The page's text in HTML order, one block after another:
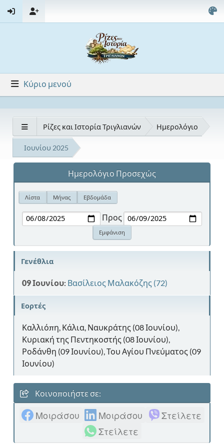
Κύριο μενού
Ρίζες και Ιστορία Τριγλιανών Ημερολόγιο
Ιουνίου 2025
Ημερολόγιο Προσεχώς
Λίστα Μήνας Εβδομάδα
Προς
Γενέθλια
09 Ιουνίου: Βασίλειος Μαλακόζης (72)
Εορτές
Καλλιόπη, Κάλια, Ναυκράτης (08 Ιουνίου),
Κυριακή της Πεντηκοστής (08 Ιουνίου),
Ροδάνθη (09 Ιουνίου), Του Αγίου Πνεύματος (09
Ιουνίου)
Κοινοποιήστε σε:
Μοιράσου Μοιράσου
Στείλετε
Στείλετε